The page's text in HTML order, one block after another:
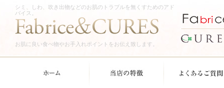
シミ、しわ、吹き出物などのお肌のトラブルを無くすためのアド
バイス。
お肌に良い食べ物やお手入れポイントをお伝え致します。